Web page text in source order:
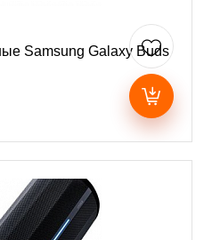
Samsung Galaxy Buds